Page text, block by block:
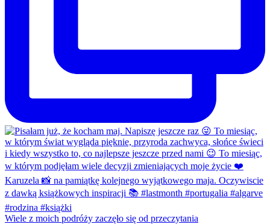
Wiele z moich podróży zaczęło się od przeczytania